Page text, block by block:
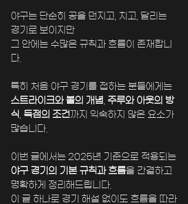
﻿야구는 단순히 공을 던지고, 치고, 달리는
경기로 보이지만
그 안에는 수많은 규칙과 흐름이 존재합니
다.
﻿특히 처음 야구 경기를 접하는 분들에게는
스트라이크와 볼의 개념 주루와 아웃의 방
식 득점의 조건까지 익숙하지 않은 요소가
많습니다.
﻿이번 글에서는 2025년 기준으로 적용되는
야구 경기의 기본 규칙과 흐름을 간결하고
명확하게 정리해드립니다.
이 글 하나로 경기 해설 없이도 흐름을 따라